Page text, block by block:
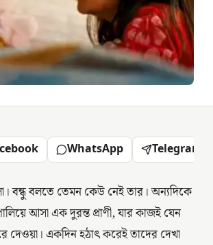
WhatsApp Telegram
বন্ধু বলতে তেমন কেউ নেই তার। অন্যদিকে
আসা এক দুরন্ত প্রাণী, যার কাজই যেন
একদিন হঠাৎ করেই তাদের দেখা